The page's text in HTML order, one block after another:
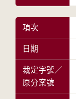
項次
日期
裁定字號／
原分案號